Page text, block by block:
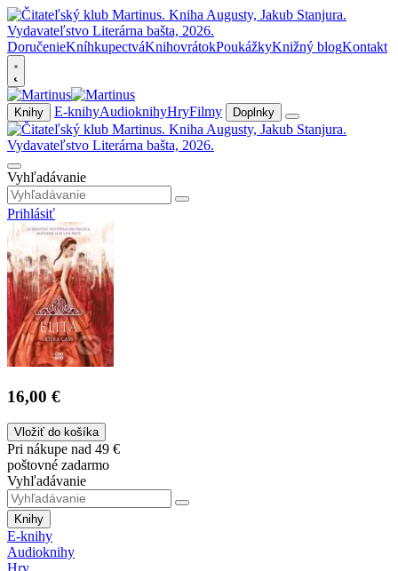
DoručenieKníhkupectváKnihovrátokPoukážkyKnižný blogKontakt
Knihy E-knihyAudioknihyHryFilmy Doplnky
Vyhľadávanie
Prihlásiť
16,00 €
Vložiť do košíka
Pri nákupe nad 49 €
poštovné zadarmo
Vyhľadávanie
Knihy
E-knihy
Audioknihy